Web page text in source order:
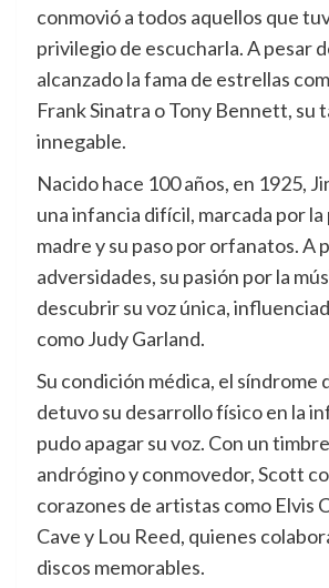
conmovió a todos aquellos que
privilegio de escucharla. A pesar
alcanzado la fama de estrellas
Frank Sinatra o Tony Bennett, su
innegable.
Nacido hace 100 años, en 1925,
una infancia difícil, marcada por la
madre y su paso por orfanatos. A
adversidades, su pasión por la
descubrir su voz única,
como Judy Garland.
Su condición médica, el síndrome
detuvo su desarrollo físico en la
pudo apagar su voz. Con un
andrógino y conmovedor, Scott
corazones de artistas como Elvis
Cave y Lou Reed, quienes
discos memorables.